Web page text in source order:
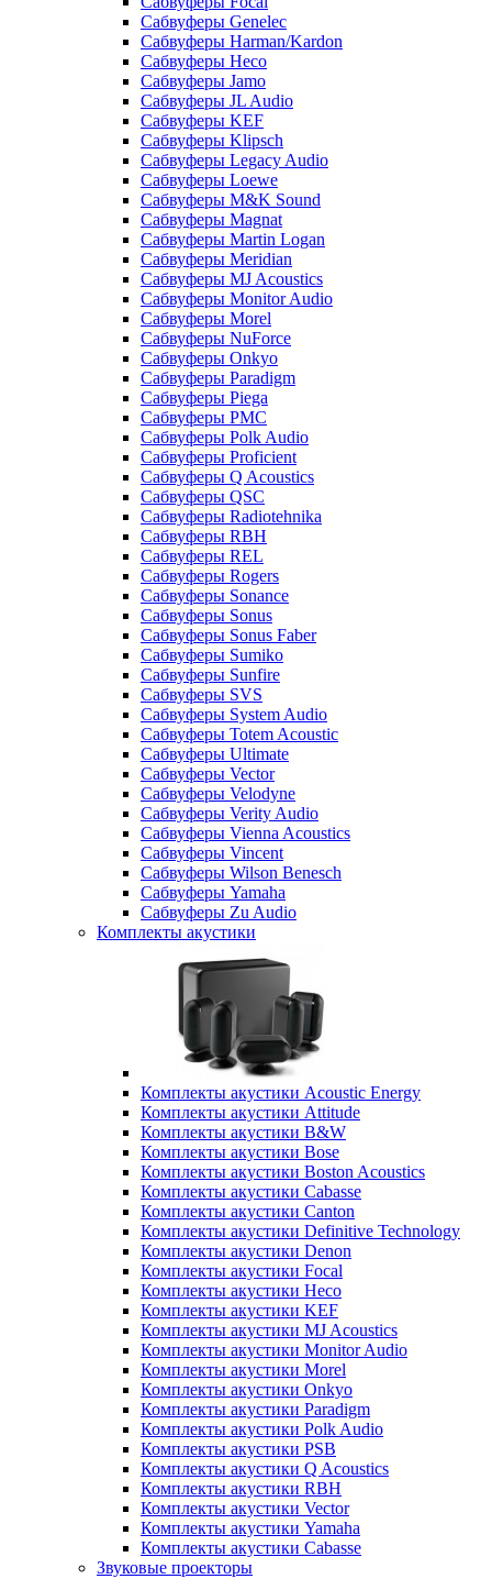
Сабвуферы Genelec
Сабвуферы Harman/Kardon
Сабвуферы Heco
Сабвуферы Jamo
Сабвуферы JL Audio
Сабвуферы KEF
Сабвуферы Klipsch
Сабвуферы Legacy Audio
Сабвуферы Loewe
Сабвуферы M&K Sound
Сабвуферы Magnat
Сабвуферы Martin Logan
Сабвуферы Meridian
Сабвуферы MJ Acoustics
Сабвуферы Monitor Audio
Сабвуферы Morel
Сабвуферы NuForce
Сабвуферы Onkyo
Сабвуферы Paradigm
Сабвуферы Piega
Сабвуферы PMC
Сабвуферы Polk Audio
Сабвуферы Proficient
Сабвуферы Q Acoustics
Сабвуферы QSC
Сабвуферы Radiotehnika
Сабвуферы RBH
Сабвуферы REL
Сабвуферы Rogers
Сабвуферы Sonance
Сабвуферы Sonus
Сабвуферы Sonus Faber
Сабвуферы Sumiko
Сабвуферы Sunfire
Сабвуферы SVS
Сабвуферы System Audio
Сабвуферы Totem Acoustic
Сабвуферы Ultimate
Сабвуферы Vector
Сабвуферы Velodyne
Сабвуферы Verity Audio
Сабвуферы Vienna Acoustics
Сабвуферы Vincent
Сабвуферы Wilson Benesch
Сабвуферы Yamaha
Сабвуферы Zu Audio
Комплекты акустики
Комплекты акустики Acoustic Energy
Комплекты акустики Attitude
Комплекты акустики B&W
Комплекты акустики Bose
Комплекты акустики Boston Acoustics
Комплекты акустики Cabasse
Комплекты акустики Canton
Комплекты акустики Definitive Technology
Комплекты акустики Denon
Комплекты акустики Focal
Комплекты акустики Heco
Комплекты акустики KEF
Комплекты акустики MJ Acoustics
Комплекты акустики Monitor Audio
Комплекты акустики Morel
Комплекты акустики Onkyo
Комплекты акустики Paradigm
Комплекты акустики Polk Audio
Комплекты акустики PSB
Комплекты акустики Q Acoustics
Комплекты акустики RBH
Комплекты акустики Vector
Комплекты акустики Yamaha
Комплекты акустики Сabasse
Звуковые проекторы